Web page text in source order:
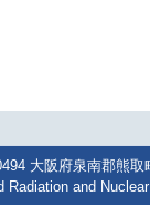
大阪府泉南郡熊
and